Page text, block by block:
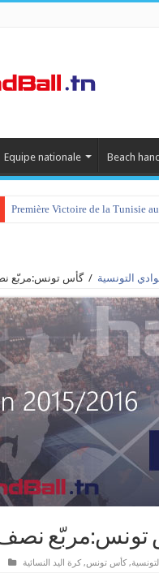
Equipe nationale Beach
Première Victoire de la Tunisie
التونسية /
,كأس تونس,كرة اليد النسائية